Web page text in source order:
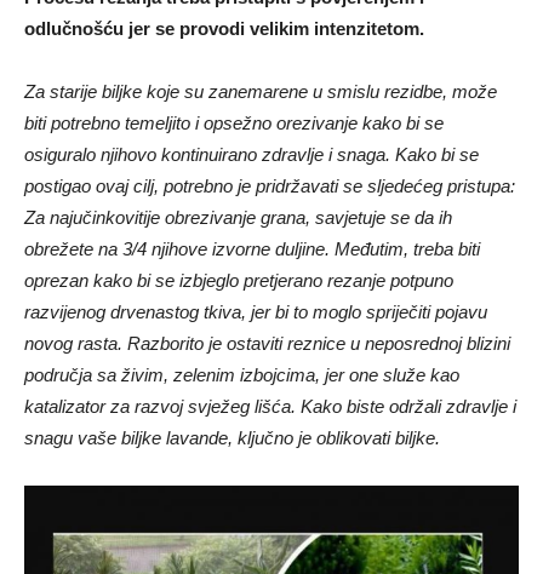
odlučnošću jer se provodi velikim intenzitetom.
Za starije biljke koje su zanemarene u smislu rezidbe, može
biti potrebno temeljito i opsežno orezivanje kako bi se
osiguralo njihovo kontinuirano zdravlje i snaga. Kako bi se
postigao ovaj cilj, potrebno je pridržavati se sljedećeg pristupa:
Za najučinkovitije obrezivanje grana, savjetuje se da ih
obrežete na 3/4 njihove izvorne duljine. Međutim, treba biti
oprezan kako bi se izbjeglo pretjerano rezanje potpuno
razvijenog drvenastog tkiva, jer bi to moglo spriječiti pojavu
novog rasta. Razborito je ostaviti reznice u neposrednoj blizini
područja sa živim, zelenim izbojcima, jer one služe kao
katalizator za razvoj svježeg lišća. Kako biste održali zdravlje i
snagu vaše biljke lavande, ključno je oblikovati biljke.